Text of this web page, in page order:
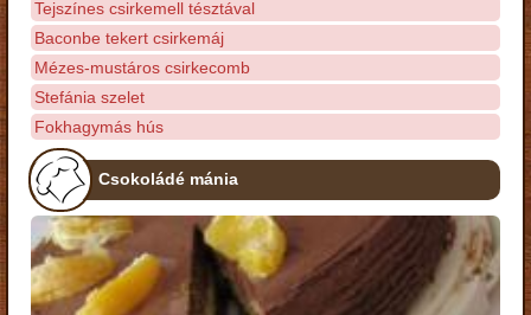
Tejszínes csirkemell tésztával
Baconbe tekert csirkemáj
Mézes-mustáros csirkecomb
Stefánia szelet
Fokhagymás hús
Csokoládé mánia